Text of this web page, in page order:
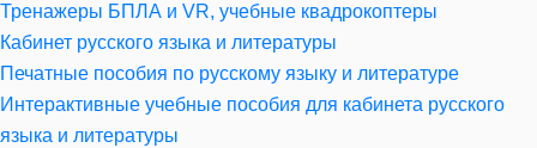
Тренажеры БПЛА и VR, учебные квадрокоптеры
Кабинет русского языка и литературы
Печатные пособия по русскому языку и литературе
Интерактивные учебные пособия для кабинета русского
языка и литературы